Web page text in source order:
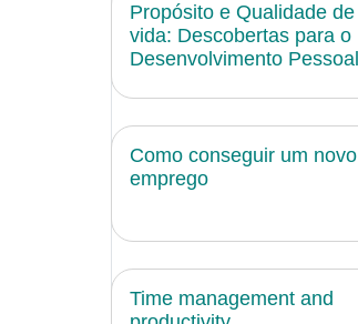
Propósito e Qualidade de
vida: Descobertas para o
Desenvolvimento Pessoal
Como conseguir um novo
emprego
Time management and